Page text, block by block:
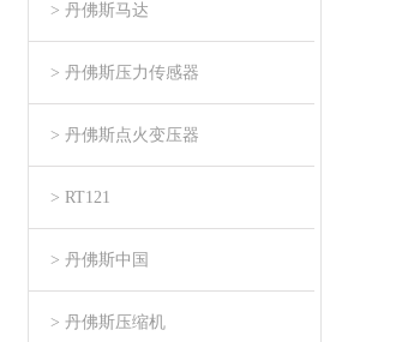
> 丹佛斯马达
> 丹佛斯压力传感器
> 丹佛斯点火变压器
> RT121
> 丹佛斯中国
> 丹佛斯压缩机